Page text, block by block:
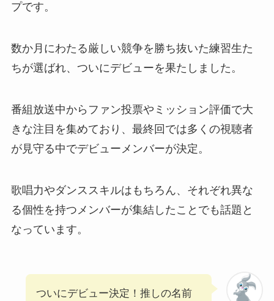
プです。
数か月にわたる厳しい競争を勝ち抜いた練習生た
ちが選ばれ、ついにデビューを果たしました。
番組放送中からファン投票やミッション評価で大
きな注目を集めており、最終回では多くの視聴者
が見守る中でデビューメンバーが決定。
歌唱力やダンススキルはもちろん、それぞれ異な
る個性を持つメンバーが集結したことでも話題と
なっています。
ついにデビュー決定！推しの名前